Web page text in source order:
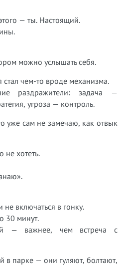
— ты. Настоящий.
можно услышать себя.
стал чем-то вроде механизма.
раздражители: задача —
угроза — контроль.
уже сам не замечаю, как отвык
хотеть.
включаться в гонку.
30 минут.
— важнее, чем встреча с
в парке — они гуляют, болтают,